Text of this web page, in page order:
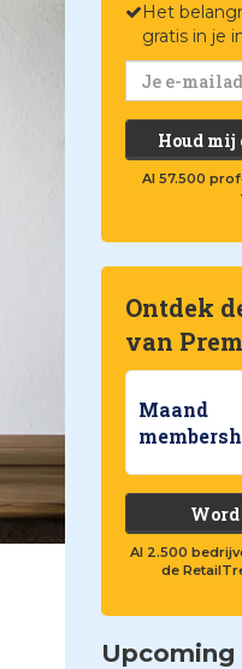
Het
gratis in je
Houd mij
Al 57.500
Ontdek
van
Maand
Word
Al 2.500
de
Upcoming